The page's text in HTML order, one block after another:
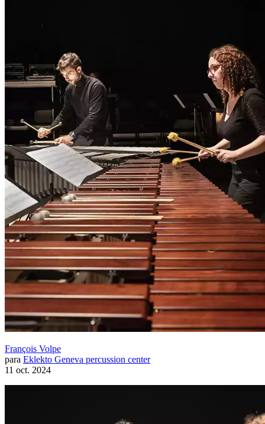
François Volpe
para Eklekto Geneva percussion center
11 oct. 2024